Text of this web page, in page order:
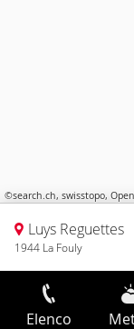
©search.ch, swisstopo,
Luys Reguettes
1944 La Fouly
Elenco